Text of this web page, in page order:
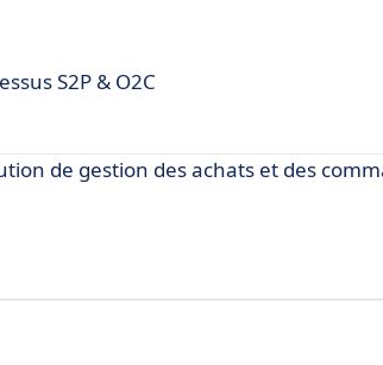
S2P & O2C
de gestion des achats et des